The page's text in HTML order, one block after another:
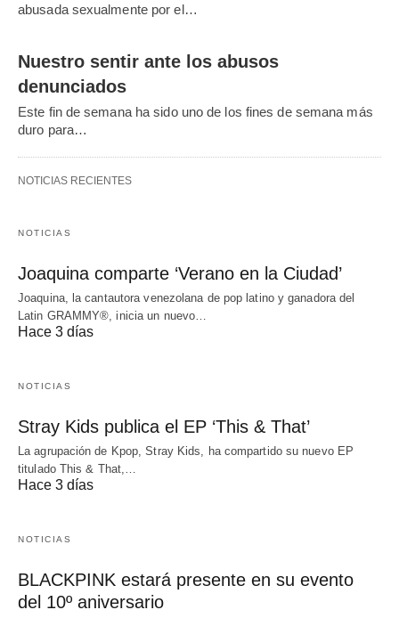
abusada sexualmente por el…
Nuestro sentir ante los abusos
denunciados
Este fin de semana ha sido uno de los fines de semana más
duro para…
NOTICIAS RECIENTES
NOTICIAS
Joaquina comparte ‘Verano en la Ciudad’
Joaquina, la cantautora venezolana de pop latino y ganadora del
Latin GRAMMY®, inicia un nuevo…
Hace 3 días
NOTICIAS
Stray Kids publica el EP ‘This & That’
La agrupación de Kpop, Stray Kids, ha compartido su nuevo EP
titulado This & That,…
Hace 3 días
NOTICIAS
BLACKPINK estará presente en su evento
del 10º aniversario